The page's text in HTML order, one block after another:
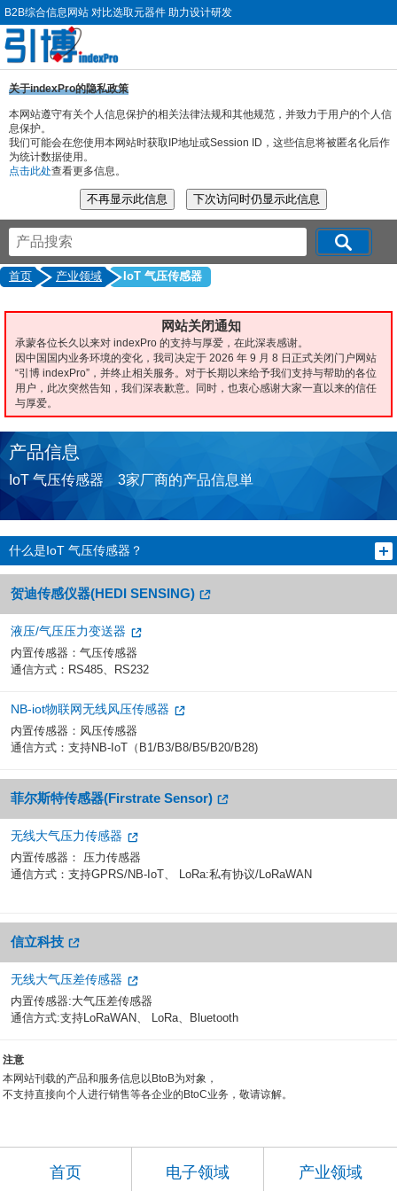
B2B综合信息网站 对比选取元器件 助力设计研发
关于indexPro的隐私政策
本网站遵守有关个人信息保护的相关法律法规和其他规范，并致力于用户的个人信
息保护。
我们可能会在您使用本网站时获取IP地址或Session ID，这些信息将被匿名化后作
为统计数据使用。
点击此处查看更多信息。
首页 产业领域 IoT 气压传感器
网站关闭通知
承蒙各位长久以来对 indexPro 的支持与厚爱，在此深表感谢。
因中国国内业务环境的变化，我司决定于 2026 年 9 月 8 日正式关闭门户网站
“引博 indexPro”，并终止相关服务。对于长期以来给予我们支持与帮助的各位
用户，此次突然告知，我们深表歉意。同时，也衷心感谢大家一直以来的信任
与厚爱。
产品信息
IoT 气压传感器 3家厂商的产品信息単
什么是IoT 气压传感器？
贺迪传感仪器(HEDI SENSING)
液压/气压压力变送器
内置传感器：气压传感器
通信方式：RS485、RS232
NB-iot物联网无线风压传感器
内置传感器：风压传感器
通信方式：支持NB-IoT（B1/B3/B8/B5/B20/B28)
菲尔斯特传感器(Firstrate Sensor)
无线大气压力传感器
内置传感器： 压力传感器
通信方式：支持GPRS/NB-IoT、 LoRa:私有协议/LoRaWAN
信立科技
无线大气压差传感器
内置传感器:大气压差传感器
通信方式:支持LoRaWAN、 LoRa、Bluetooth
注意
本网站刊载的产品和服务信息以BtoB为对象，
不支持直接向个人进行销售等各企业的BtoC业务，敬请谅解。
首页 电子领域 产业领域